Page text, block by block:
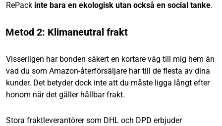
RePack inte bara en ekologisk utan också en social tanke.
Metod 2: Klimaneutral frakt
Visserligen har bonden säkert en kortare väg till mig hem än
vad du som Amazon-återförsäljare har till de flesta av dina
kunder. Det betyder dock inte att du måste ligga långt efter
honom när det gäller hållbar frakt.
Stora fraktleverantörer som DHL och DPD erbjuder